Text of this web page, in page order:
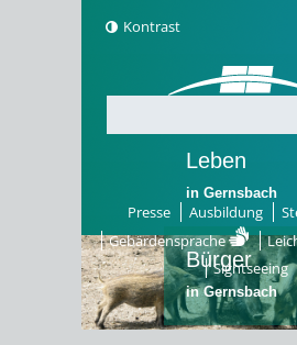
Kontrast
Presse Ausbildung
Gebärdensprache
Sightseeing
Leben
in Gernsbach
Bürger
in Gernsbach